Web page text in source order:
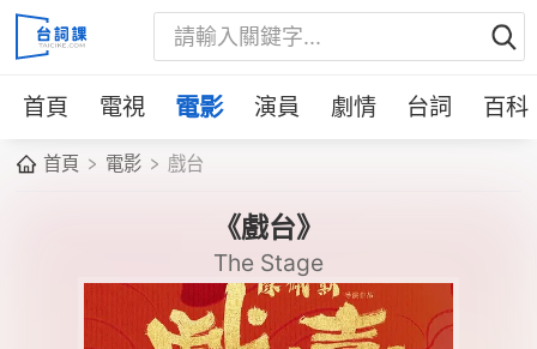
首頁 電視 電影 演員 劇情 台詞 百科
首頁 電影 戲台
《戲台》
The Stage